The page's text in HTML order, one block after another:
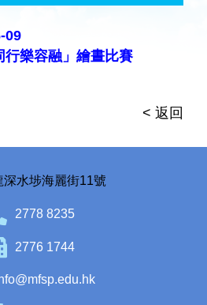
09
樂容融」繪晝比賽
< 返回
深水埗海麗街11號
2778 8235
2776 1744